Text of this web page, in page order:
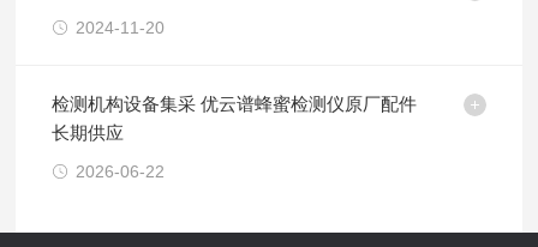
2024-11-20
检测机构设备集采 优云谱蜂蜜检测仪原厂配件
长期供应
2026-06-22